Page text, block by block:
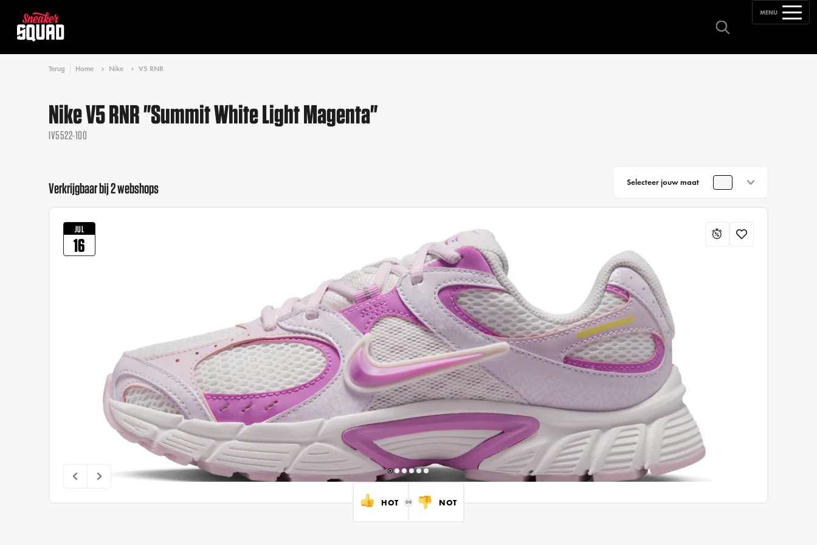
MENU
Terug Home Nike V5 RNR
Nike V5 RNR "Summit White Light Magenta"
IV5522-100
Verkrijgbaar bij 2 webshops Selecteer jouw maat
JUL
16
HOT NOT